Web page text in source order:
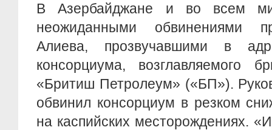
В Азербайджане и во всем
неожиданными обвинениями
Алиева, прозвучавшими в
консорциума, возглавляемого
«Бритиш Петролеум» («БП»).
обвинил консорциум в резком
на каспийских месторождениях.